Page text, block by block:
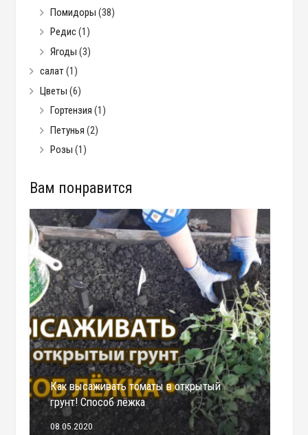
Помидоры (38)
Редис(1)
Ягоды (3)
салат(1)
Цветы (6)
Гортензия (1)
Петунья (2)
Розы (1)
Вам понравится
Как высаживать томаты в открытый
грунт! Способ лёжка
08.05.2020